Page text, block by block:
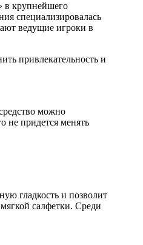
в крупнейшего
специализировалась
ведущие игроки в
привлекательность и
можно
не придется менять
гладкость и позволит
салфетки. Среди